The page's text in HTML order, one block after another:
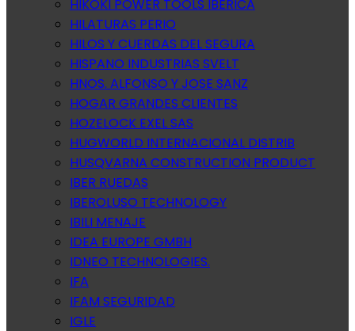
HIKOKI POWER TOOLS IBERICA
HILATURAS PERIO
HILOS Y CUERDAS DEL SEGURA
HISPANO INDUSTRIAS SVELT
HNOS. ALFONSO Y JOSE SANZ
HOGAR GRANDES CLIENTES
HOZELOCK EXEL SAS
HUGWORLD INTERNACIONAL DISTRIB
HUSQVARNA CONSTRUCTION PRODUCT
IBER RUEDAS
IBEROLUSO TECHNOLOGY
IBILI MENAJE
IDEA EUROPE GMBH
IDNEO TECHNOLOGIES.
IFA
IFAM SEGURIDAD
IGLE